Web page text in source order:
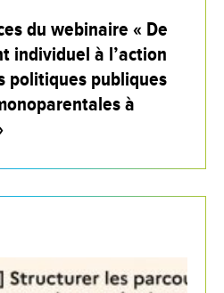
du webinaire « De
individuel à l’action
politiques publiques
à